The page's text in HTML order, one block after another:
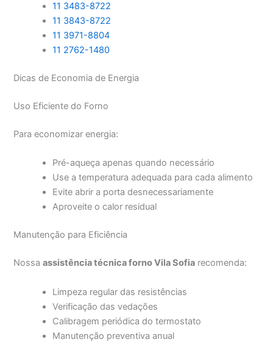
11 3483-8722
11 3843-8722
11 3971-8804
11 2762-1480
Dicas de Economia de Energia
Uso Eficiente do Forno
Para economizar energia:
Pré-aqueça apenas quando necessário
Use a temperatura adequada para cada alimento
Evite abrir a porta desnecessariamente
Aproveite o calor residual
Manutenção para Eficiência
Nossaassistência técnica forno Vila Sofia recomenda:
Limpeza regular das resistências
Verificação das vedações
Calibragem periódica do termostato
Manutenção preventiva anual